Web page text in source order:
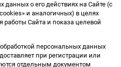
данных о его действиях на Сайте (с
и аналогичных) в целях
работы Сайта и показа целевой
персональных данных
при регистрации или
отдельным документом